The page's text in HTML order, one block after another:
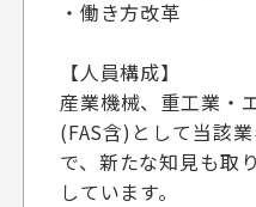
・働き方改革
【人員構成】
産業機械、重工業・
(FAS含)として当該
で、新たな知見も取
しています。